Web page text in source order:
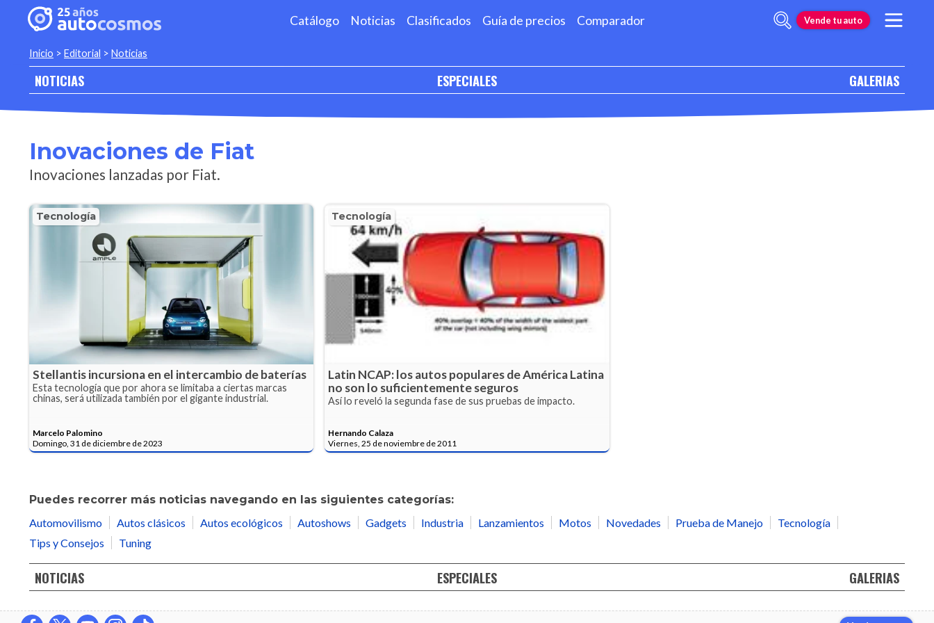
Catálogo Noticias Clasificados Guía de precios Comparador Vende tu auto
Inicio > Editorial > Noticias
NOTICIAS ESPECIALES GALERIAS
Inovaciones de Fiat
Inovaciones lanzadas por Fiat.
Tecnología
Stellantis incursiona en el intercambio de baterías
Esta tecnología que por ahora se limitaba a ciertas marcas
chinas, será utilizada también por el gigante industrial.
Marcelo Palomino
Domingo, 31 de diciembre de 2023
Tecnología
Latin NCAP: los autos populares de América Latina
no son lo suficientemente seguros
Así lo reveló la segunda fase de sus pruebas de impacto.
Hernando Calaza
Viernes, 25 de noviembre de 2011
Puedes recorrer más noticias navegando en las siguientes categorías:
Automovilismo
Autos clásicos Autos ecológicos Autoshows Gadgets Industria Lanzamientos Motos Novedades Prueba de Manejo
Tecnología
Tips y Consejos
Tuning
NOTICIAS ESPECIALES GALERIAS